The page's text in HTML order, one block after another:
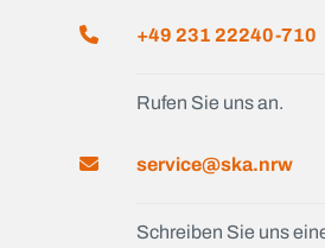
+49 231 22240-710
Rufen Sie uns an.
service@ska.nrw
Schreiben Sie uns